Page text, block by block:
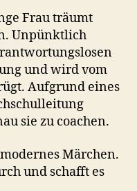
Frau träumt
Unpünktlich
und wird vom
Aufgrund eines
sie zu coachen.
Märchen.
und schafft es